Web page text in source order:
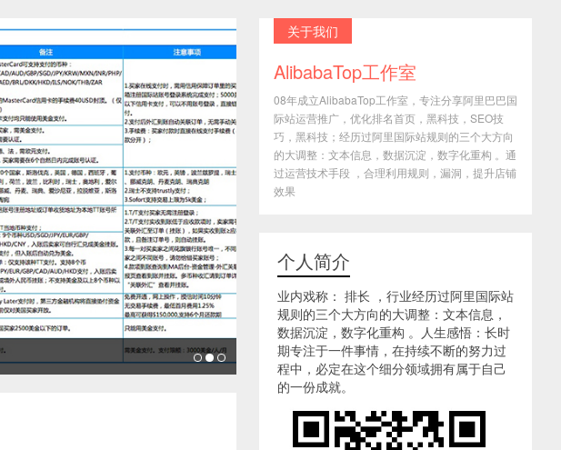
关于我们
AlibabaTop工作室
08年成立AlibabaTop工作室，专注分享阿里巴巴国
际站运营推广，优化排名首页，黑科技，SEO技
巧，黑科技；经历过阿里国际站规则的三个大方向
的大调整：文本信息，数据沉淀，数字化重构 。通
过运营技术手段 ，合理利用规则，漏洞，提升店铺
效果
个人简介
业内戏称： 排长 ，行业经历过阿里国际站
规则的三个大方向的大调整：文本信息，
数据沉淀，数字化重构 。人生感悟：长时
期专注于一件事情，在持续不断的努力过
程中，必定在这个细分领域拥有属于自己
的一份成就。